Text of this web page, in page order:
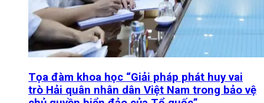
Tọa đàm khoa học “Giải pháp phát huy vai
trò Hải quân nhân dân Việt Nam trong bảo vệ